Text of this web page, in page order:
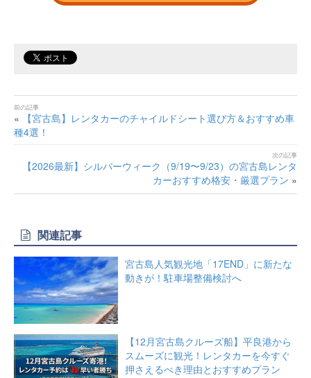
«
【宮古島】レンタカーのチャイルドシート選び方＆おすすめ車
種4選！
【2026最新】シルバーウィーク（9/19〜9/23）の宮古島レンタ
カーおすすめ格安・厳選プラン »
関連記事
宮古島人気観光地「17END」に新たな
動きが！駐車場整備検討へ
【12月宮古島クルーズ船】平良港から
スムーズに観光！レンタカーを今すぐ
押さえるべき理由とおすすめプラン